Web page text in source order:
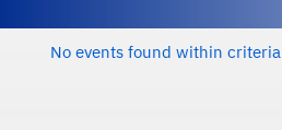
No events found within criteria